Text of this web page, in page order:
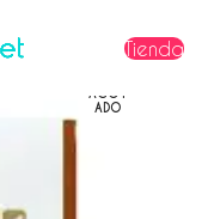
Tienda
AGOT
ADO